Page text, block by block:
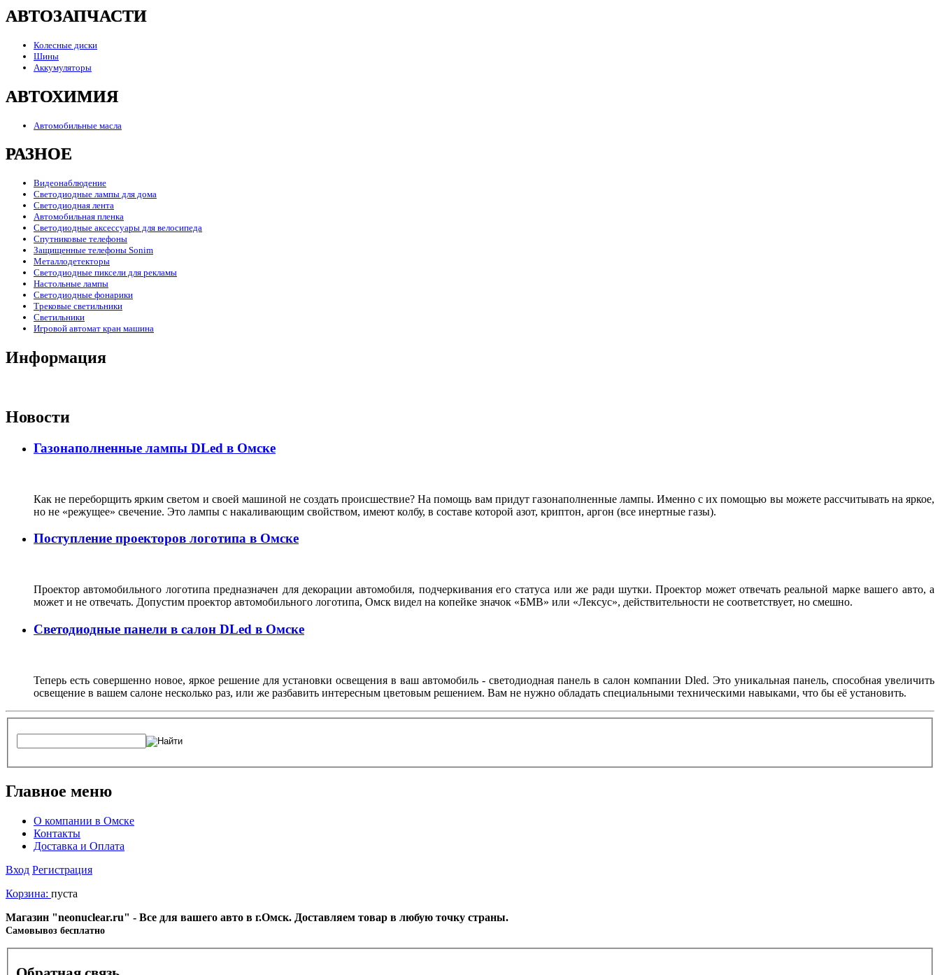
АВТОЗАПЧАСТИ
Колесные диски
Шины
Аккумуляторы
АВТОХИМИЯ
Автомобильные масла
РАЗНОЕ
Видеонаблюдение
Светодиодные лампы для дома
Светодиодная лента
Автомобильная пленка
Светодиодные аксессуары для велосипеда
Спутниковые телефоны
Защищенные телефоны Sonim
Металлодетекторы
Светодиодные пиксели для рекламы
Настольные лампы
Светодиодные фонарики
Трековые светильники
Светильники
Игровой автомат кран машина
Информация
Новости
Газонаполненные лампы DLed в Омске
Как не переборщить ярким светом и своей машиной не создать происшествие? На помощь вам придут газонаполненные лампы. Именно с их помощью вы можете рассчитывать на яркое,
но не «режущее» свечение. Это лампы с накаливающим свойством, имеют колбу, в составе которой азот, криптон, аргон (все инертные газы).
Поступление проекторов логотипа в Омске
Проектор автомобильного логотипа предназначен для декорации автомобиля, подчеркивания его статуса или же ради шутки. Проектор может отвечать реальной марке вашего авто, а
может и не отвечать. Допустим проектор автомобильного логотипа, Омск видел на копейке значок «БМВ» или «Лексус», действительности не соответствует, но смешно.
Светодиодные панели в салон DLed в Омске
Теперь есть совершенно новое, яркое решение для установки освещения в ваш автомобиль - светодиодная панель в салон компании Dled. Это уникальная панель, способная увеличить
освещение в вашем салоне несколько раз, или же разбавить интересным цветовым решением. Вам не нужно обладать специальными техническими навыками, что бы её установить.
Главное меню
О компании в Омске
Контакты
Доставка и Оплата
Вход Регистрация
Корзина: пуста
Магазин "neonuclear.ru" - Все для вашего авто в г.Омск. Доставляем товар в любую точку страны.
Cамовывоз бесплатно